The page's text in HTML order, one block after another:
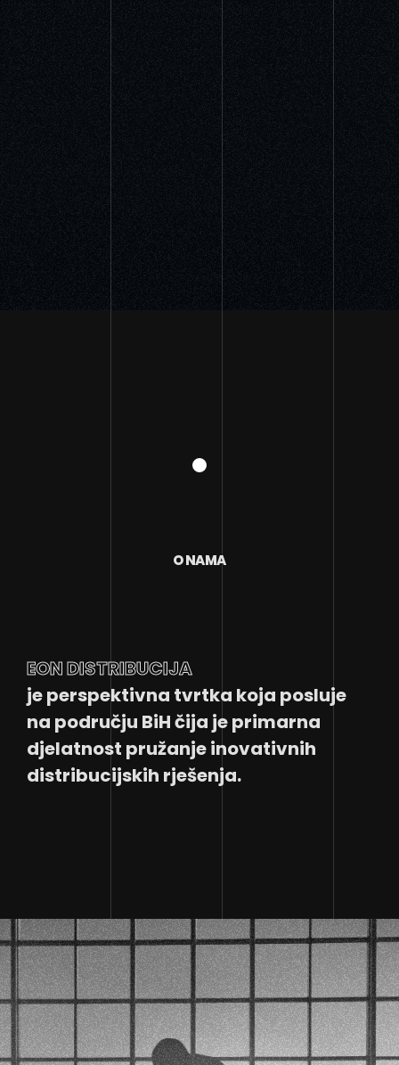
O NAMA
EON DISTRIBUCIJA
je perspektivna tvrtka koja posluje
na području BiH čija je primarna
djelatnost pružanje inovativnih
distribucijskih rješenja.